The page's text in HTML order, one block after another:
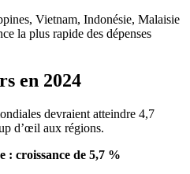
Vietnam, Indonésie, Malaisie
la plus rapide des dépenses
en 2024
devraient atteindre 4,7
d’œil aux régions.
: croissance de 5,7 %